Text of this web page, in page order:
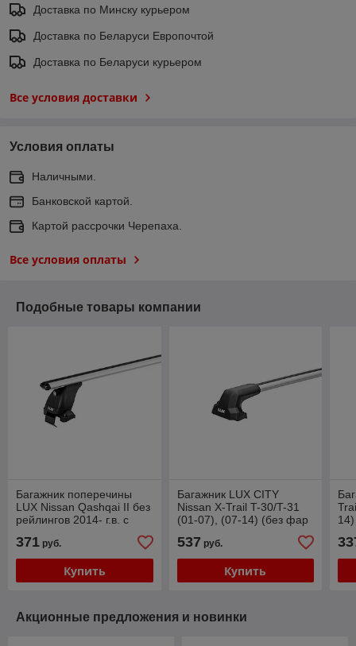
Доставка по Минску курьером
Доставка по Беларуси Европочтой
Доставка по Беларуси курьером
Все условия доставки
Условия оплаты
Наличными.
Банковской картой.
Картой рассрочки Черепаха.
Все условия оплаты
Подобные товары компании
Багажник поперечины
LUX Nissan Qashqai II без
рейлингов 2014- г.в. с
дугами 1,3м аэро-классик
(53мм)
371 руб.
Купить
Багажник LUX CITY
Nissan X-Trail T-30/T-31
(01-07), (07-14) (без фар
на крыше) с дугами аэро-
трэвэл (82мм)
537 руб.
Купить
в
Акционные предложения и новинки